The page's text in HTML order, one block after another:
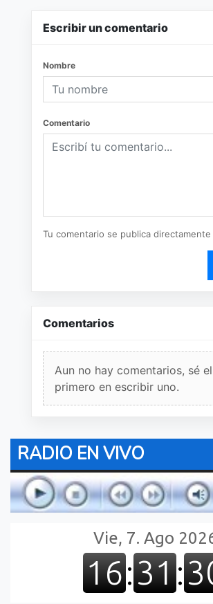
Escribir un comentario
Nombre
Comentario
Tu comentario se publica directamente
Comentarios
Aun no hay comentarios, sé el
primero en escribir uno.
RADIO EN VIVO